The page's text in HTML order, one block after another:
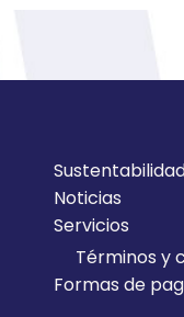
Noticias
Servicios
Términos y
Formas de